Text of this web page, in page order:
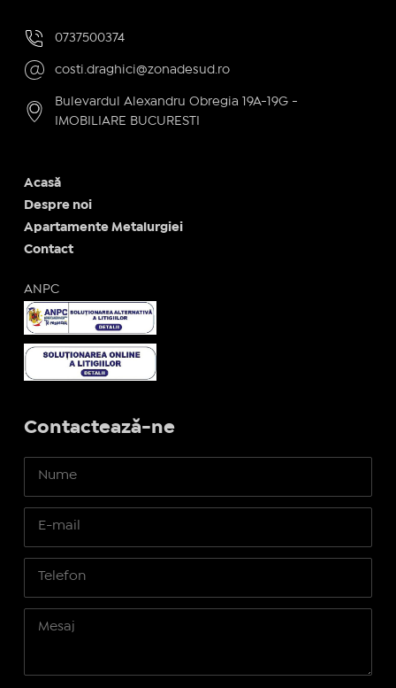
0737500374
costi.draghici@zonadesud.ro
Bulevardul Alexandru Obregia 19A-19G -
IMOBILIARE BUCURESTI
Acasă
Despre noi
Apartamente Metalurgiei
Contact
ANPC
Contactează-ne